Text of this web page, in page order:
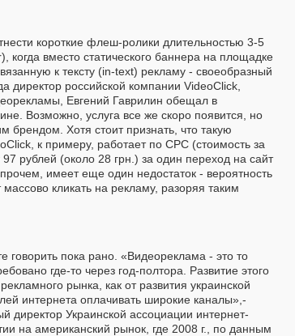
короткие флеш-ролики длительностью 3-5
когда вместо статического баннера на площадке
к тексту (in-text) рекламу - своеобразный
директор российской компании VideoClick,
Евгений Гаврилин обещал в
Возможно, услуга все же скоро появится, но
брендом. Хотя стоит признать, что такую
к примеру, работает по CPC (стоимость за
рублей (около 28 грн.) за один переход на сайт
имеет еще один недостаток - вероятность
кликать на рекламу, разоряя таким
пока рано. «Видеореклама - это то
где-то через год-полтора. Развитие этого
рынка, как от развития украинской
интернета оплачивать широкие каналы»,-
директор Украинской ассоциации интернет-
на американский рынок, где 2008 г., по данным